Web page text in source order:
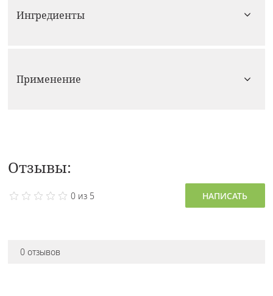
Ингредиенты
Применение
Отзывы:
0 из 5 НАПИСАТЬ
0 отзывов